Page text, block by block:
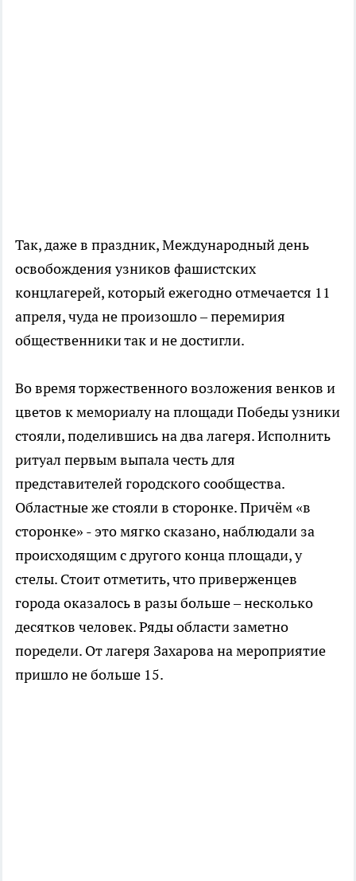
Так, даже в праздник, Международный день
освобождения узников фашистских
концлагерей, который ежегодно отмечается 11
апреля, чуда не произошло – перемирия
общественники так и не достигли.
Во время торжественного возложения венков и
цветов к мемориалу на площади Победы узники
стояли, поделившись на два лагеря. Исполнить
ритуал первым выпала честь для
представителей городского сообщества.
Областные же стояли в сторонке. Причём «в
сторонке» - это мягко сказано, наблюдали за
происходящим с другого конца площади, у
стелы. Стоит отметить, что приверженцев
города оказалось в разы больше – несколько
десятков человек. Ряды области заметно
поредели. От лагеря Захарова на мероприятие
пришло не больше 15.